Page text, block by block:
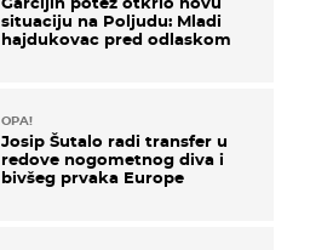
situaciju na Poljudu: Mladi
hajdukovac pred odlaskom
OPA!
Josip Šutalo radi transfer u
redove nogometnog diva i
bivšeg prvaka Europe